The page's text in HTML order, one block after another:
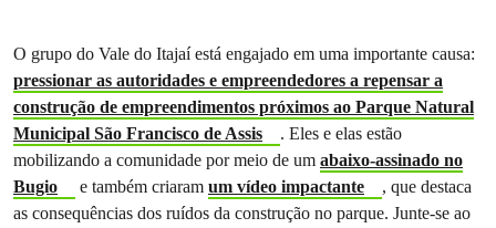
O grupo do Vale do Itajaí está engajado em uma importante causa:
pressionar as autoridades e empreendedores a repensar a
construção de empreendimentos próximos ao Parque Natural
Municipal São Francisco de Assis
. Eles e elas estão
mobilizando a comunidade por meio de um abaixo-assinado no
Bugio
e também criaram um vídeo impactante
, que destaca
as consequências dos ruídos da construção no parque. Junte-se ao